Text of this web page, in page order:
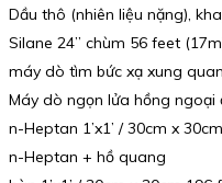
Dầu thô (nhiên liệu nặng),
Silane 24” chùm 56 feet
máy dò tìm bức xạ xung
Máy dò ngọn lửa hồng ngoại
n-Heptan 1’x1’ / 30cm x
n-Heptan + hồ quang